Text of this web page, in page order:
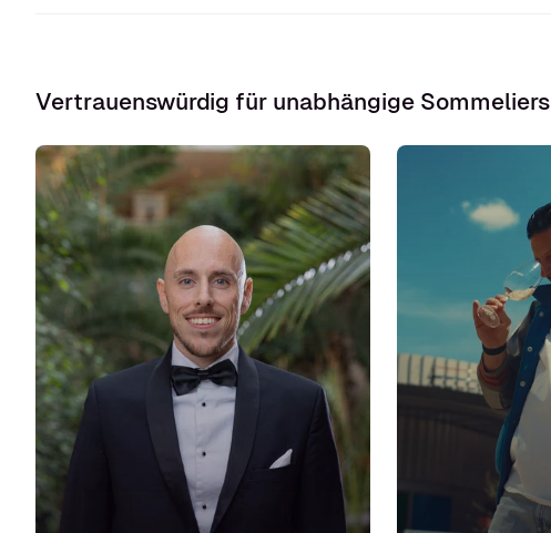
Vertrauenswürdig für unabhängige Sommeliers